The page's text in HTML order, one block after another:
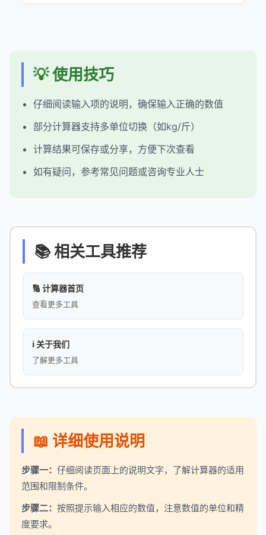
💡 使用技巧
仔细阅读输入项的说明，确保输入正确的数值
部分计算器支持多单位切换（如kg/斤）
计算结果可保存或分享，方便下次查看
如有疑问，参考常见问题或咨询专业人士
📚 相关工具推荐
🔢 计算器首页
查看更多工具
ℹ️ 关于我们
了解更多工具
📖 详细使用说明
步骤一： 仔细阅读页面上的说明文字，了解计算器的适用
范围和限制条件。
步骤二： 按照提示输入相应的数值，注意数值的单位和精
度要求。